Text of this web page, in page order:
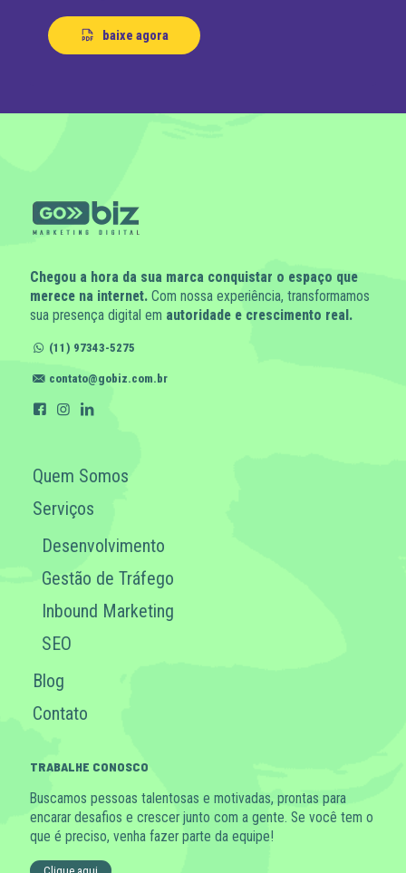
baixe agora
Chegou a hora da sua marca conquistar o espaço que
merece na internet. Com nossa experiência, transformamos
sua presença digital em autoridade e crescimento real.
(11) 97343-5275
contato@gobiz.com.br
Quem Somos
Serviços
Desenvolvimento
Gestão de Tráfego
Inbound Marketing
SEO
Blog
Contato
TRABALHE CONOSCO
Buscamos pessoas talentosas e motivadas, prontas para
encarar desafios e crescer junto com a gente. Se você tem o
que é preciso, venha fazer parte da equipe!